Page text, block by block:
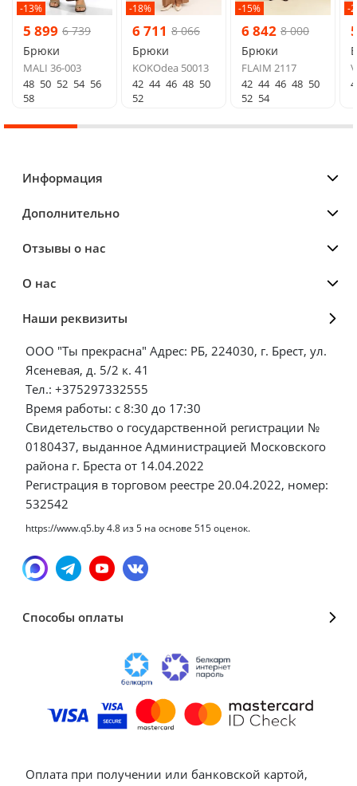
-13%
5 899 6 739
Брюки
MALI 36-003
48 50 52 54 56
58
-18%
6 711 8 066
Брюки
KOKOdea 50013
42 44 46 48 50
52
-15%
6 842 8 000
Брюки
FLAIM 2117
42 44 46 48 50
52 54
-
Информация
Дополнительно
Отзывы о нас
О нас
Наши реквизиты
ООО "Ты прекрасна" Адрес: РБ, 224030, г. Брест, ул.
Ясеневая, д. 5/2 к. 41
Тел.: +375297332555
Время работы: с 8:30 до 17:30
Свидетельство о государственной регистрации №
0180437, выданное Администрацией Московского
района г. Бреста от 14.04.2022
Регистрация в торговом реестре 20.04.2022, номер:
532542
https://www.q5.by4.8 из5 на основе 515оценок.
Способы оплаты
Оплата при получении или банковской картой,